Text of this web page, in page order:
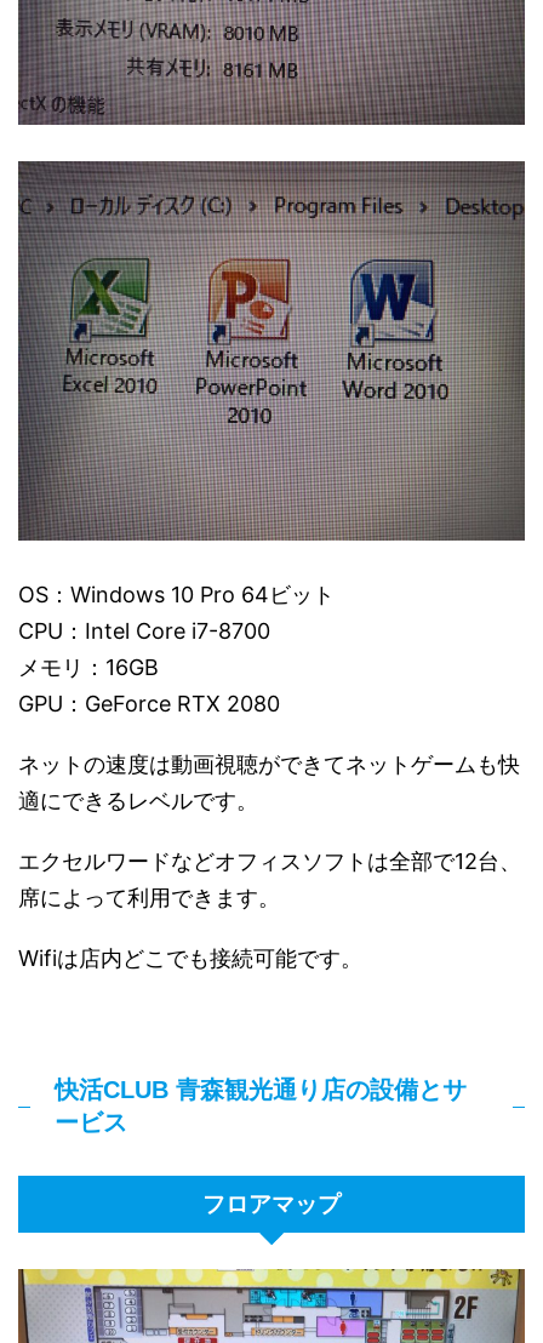
OS：Windows 10 Pro 64ビット
CPU：Intel Core i7-8700
メモリ：16GB
GPU：GeForce RTX 2080
ネットの速度は動画視聴ができてネットゲームも快
適にできるレベルです。
エクセルワードなどオフィスソフトは全部で12台、
席によって利用できます。
Wifiは店内どこでも接続可能です。
快活CLUB 青森観光通り店の設備とサ
ービス
フロアマップ